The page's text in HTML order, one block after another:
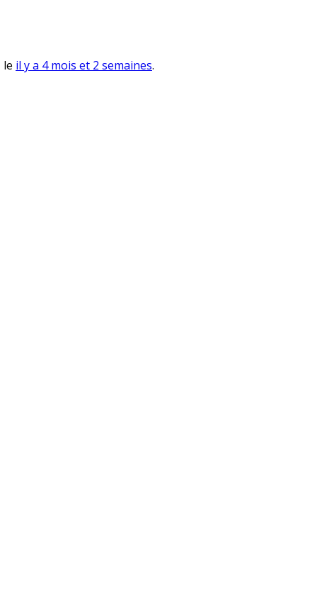
le il y a 4 mois et 2 semaines.